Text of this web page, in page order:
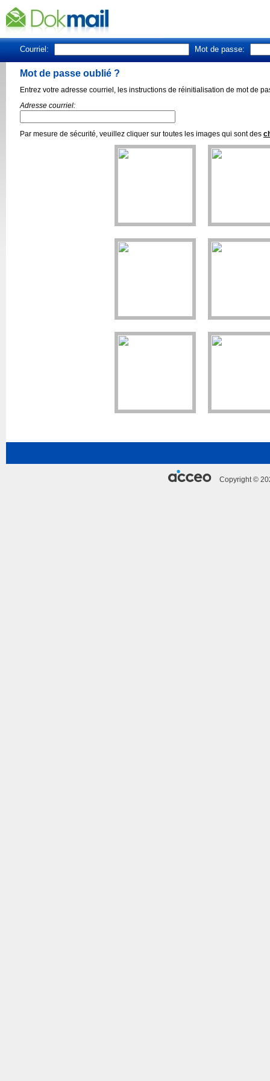
Courriel: Mot de passe:
Mot de passe oublié ?
Entrez votre adresse courriel, les instructions de réinitialisation de mot de
Adresse courriel:
Par mesure de sécurité, veuillez cliquer sur toutes les images qui sont des
Copyright ©